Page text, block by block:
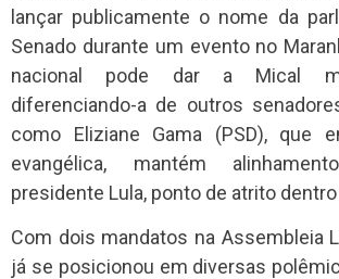
lançar publicamente o nome da
Senado durante um evento no
nacional pode dar a Mical
diferenciando-a de outros
como Eliziane Gama (PSD), que
evangélica, mantém
presidente Lula, ponto de atrito
Com dois mandatos na Assembleia
já se posicionou em diversas